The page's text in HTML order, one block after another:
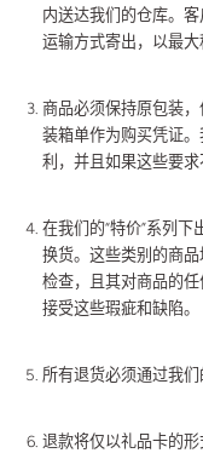
内送达我们的仓库。
运输方式寄出，以最大
商品必须保持原包装
装箱单作为购买凭证
利，并且如果这些要求
在我们的“特价”系列下
换货。这些类别的商
检查，且其对商品的
接受这些瑕疵和缺陷。
所有退货必须通过我们
退款将仅以礼品卡的